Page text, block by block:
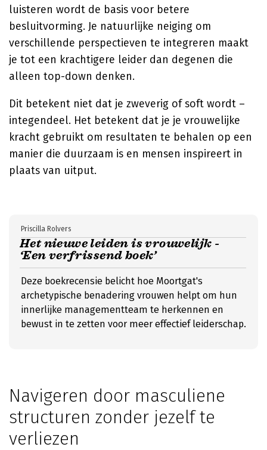
luisteren wordt de basis voor betere
besluitvorming. Je natuurlijke neiging om
verschillende perspectieven te integreren maakt
je tot een krachtigere leider dan degenen die
alleen top-down denken.
Dit betekent niet dat je zweverig of soft wordt –
integendeel. Het betekent dat je je vrouwelijke
kracht gebruikt om resultaten te behalen op een
manier die duurzaam is en mensen inspireert in
plaats van uitput.
Het nieuwe leiden is vrouwelijk -
‘Een verfrissend boek’
Priscilla Rolvers
Deze boekrecensie belicht hoe Moortgat's
archetypische benadering vrouwen helpt om hun
innerlijke managementteam te herkennen en
bewust in te zetten voor meer effectief leiderschap.
Navigeren door masculiene
structuren zonder jezelf te
verliezen